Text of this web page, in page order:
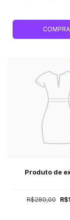
Produto de
R$280,00